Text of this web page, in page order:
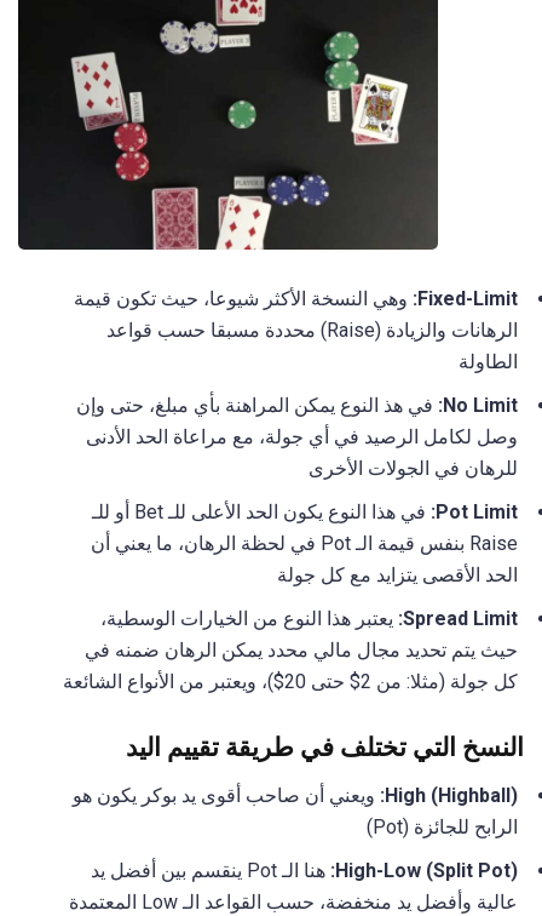
Fixed-Limit: وهي النسخة الأكثر شيوعا، حيث تكون قيمة
الرهانات والزيادة (Raise) محددة مسبقا حسب قواعد
الطاولة
No Limit: في هذ النوع يمكن المراهنة بأي مبلغ، حتى وإن
وصل لكامل الرصيد في أي جولة، مع مراعاة الحد الأدنى
للرهان في الجولات الأخرى
Pot Limit:
في هذا النوع يكون الحد الأعلى للـ Bet أو للـ
Raise بنفس قيمة الـ Pot في لحظة الرهان، ما يعني أن
الحد الأقصى يتزايد مع كل جولة
Spread Limit: يعتبر هذا النوع من الخيارات الوسطية،
حيث يتم تحديد مجال مالي محدد يمكن الرهان ضمنه في
كل جولة (مثلا: من 2$ حتى 20$)، ويعتبر من الأنواع الشائعة
النسخ التي تختلف في طريقة تقييم اليد
High (Highball): ويعني أن صاحب أقوى يد بوكر يكون هو
الرابح للجائزة (Pot)
High-Low (Split Pot):
هنا الـ Pot ينقسم بين أفضل يد
عالية وأفضل يد منخفضة، حسب القواعد الـ Low المعتمدة